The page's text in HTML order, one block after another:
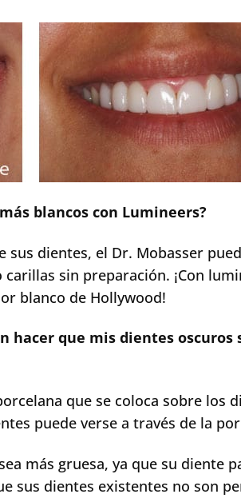
blancos con Lumineers?
sus dientes, el Dr. Mobasser
sin preparación. ¡Con
blanco de Hollywood!
hacer que mis dientes oscuros
que se coloca sobre los
puede verse a través de la
más gruesa, ya que su diente
sus dientes existentes no son